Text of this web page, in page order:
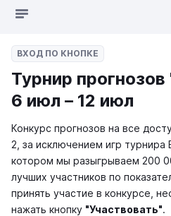
ВХОД ПО КНОПКЕ
Турнир
6 июл – 12 июл
Конкурс прогнозов на все
2, за исключением игр турнира
котором мы разыгрываем 200
лучших участников по
принять участие в конкурсе,
нажать кнопку "Участвовать".